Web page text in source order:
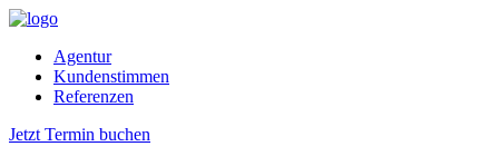
Agentur
Kundenstimmen
Referenzen
Jetzt Termin buchen